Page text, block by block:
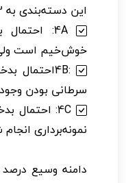
این دسته‌بندی به 3 زیرگروه تقسیم می‌شود:
خوش‌خیم است ولی
سرطانی بودن
نمونه‌برداری
دامنه وسیع